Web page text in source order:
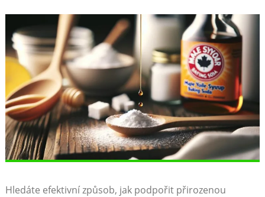
Hledáte efektivní způsob, ​jak podpořit přirozenou